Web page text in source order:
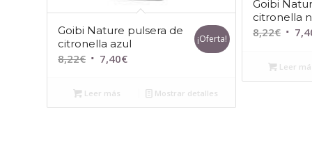
Goibi Nature pulsera de
citronella azul
8,22€ El
original
era:
7,40€El
actual
es:
¡Oferta!
Leer más Mostrar detalles
Goibi
citronella
8,22€ El
era:
Leer